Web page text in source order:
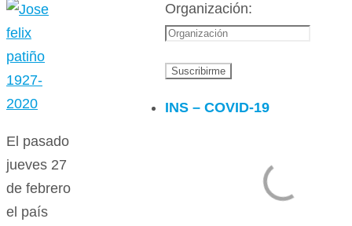
El pasado
jueves 27
de febrero
el país
Organización:
INS – COVID-19